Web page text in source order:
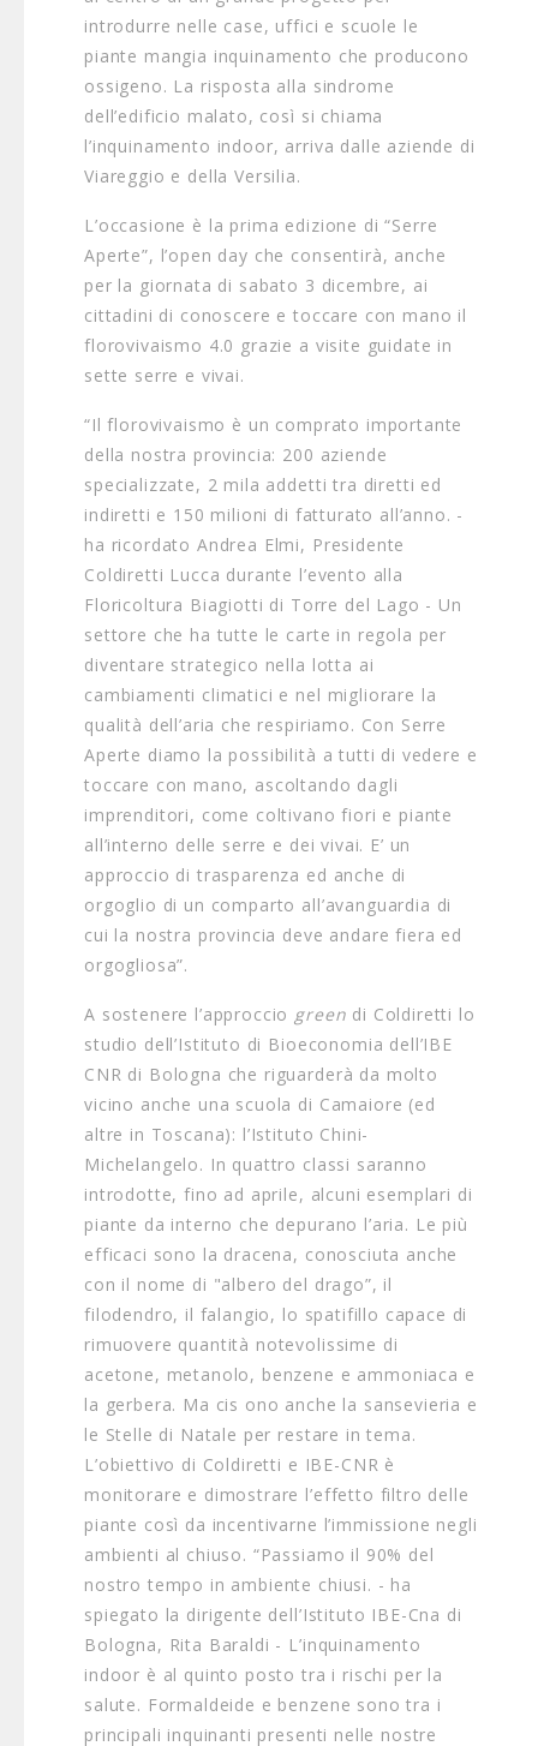
introdurre nelle case, uffici e scuole le
piante mangia inquinamento che producono
ossigeno. La risposta alla sindrome
dell’edificio malato, così si chiama
l’inquinamento indoor, arriva dalle aziende di
Viareggio e della Versilia.
L’occasione è la prima edizione di “Serre
Aperte”, l’open day che consentirà, anche
per la giornata di sabato 3 dicembre, ai
cittadini di conoscere e toccare con mano il
florovivaismo 4.0 grazie a visite guidate in
sette serre e vivai.
“Il florovivaismo è un comprato importante
della nostra provincia: 200 aziende
specializzate, 2 mila addetti tra diretti ed
indiretti e 150 milioni di fatturato all’anno. -
ha ricordato Andrea Elmi, Presidente
Coldiretti Lucca durante l’evento alla
Floricoltura Biagiotti di Torre del Lago - Un
settore che ha tutte le carte in regola per
diventare strategico nella lotta ai
cambiamenti climatici e nel migliorare la
qualità dell’aria che respiriamo. Con Serre
Aperte diamo la possibilità a tutti di vedere e
toccare con mano, ascoltando dagli
imprenditori, come coltivano fiori e piante
all’interno delle serre e dei vivai. E’ un
approccio di trasparenza ed anche di
orgoglio di un comparto all’avanguardia di
cui la nostra provincia deve andare fiera ed
orgogliosa”.
A sostenere l’approccio green di Coldiretti lo
studio dell’Istituto di Bioeconomia dell’IBE
CNR di Bologna che riguarderà da molto
vicino anche una scuola di Camaiore (ed
altre in Toscana): l’Istituto Chini-
Michelangelo. In quattro classi saranno
introdotte, fino ad aprile, alcuni esemplari di
piante da interno che depurano l’aria. Le più
efficaci sono la dracena, conosciuta anche
con il nome di "albero del drago”, il
filodendro, il falangio, lo spatifillo capace di
rimuovere quantità notevolissime di
acetone, metanolo, benzene e ammoniaca e
la gerbera. Ma cis ono anche la sansevieria e
le Stelle di Natale per restare in tema.
L’obiettivo di Coldiretti e IBE-CNR è
monitorare e dimostrare l’effetto filtro delle
piante così da incentivarne l’immissione negli
ambienti al chiuso. “Passiamo il 90% del
nostro tempo in ambiente chiusi. - ha
spiegato la dirigente dell’Istituto IBE-Cna di
Bologna, Rita Baraldi - L’inquinamento
indoor è al quinto posto tra i rischi per la
salute. Formaldeide e benzene sono tra i
principali inquinanti presenti nelle nostre